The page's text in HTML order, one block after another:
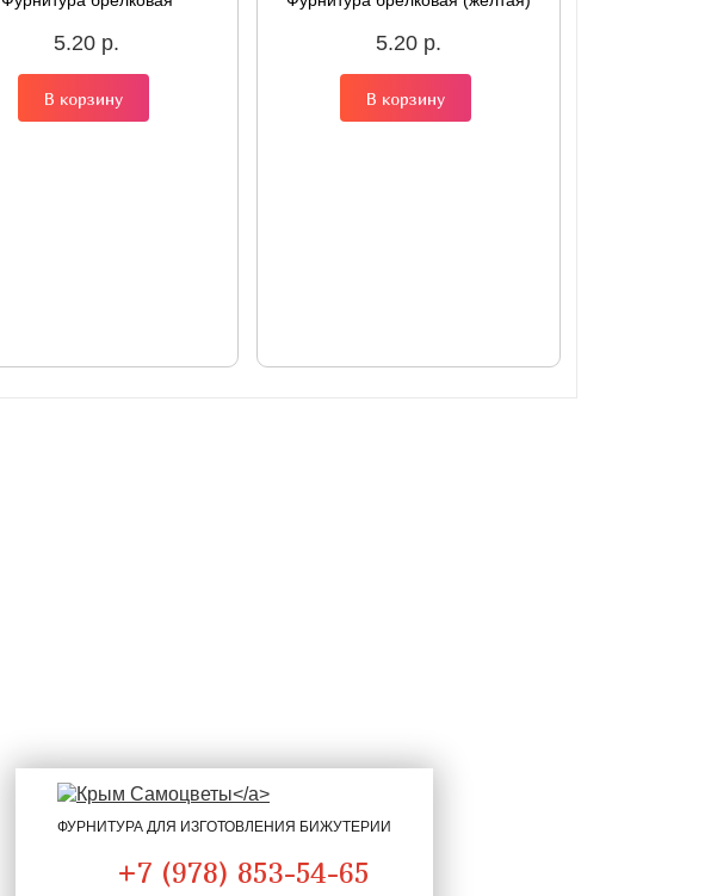
5.20 р.
В корзину
5.20 р.
В корзину
ФУРНИТУРА ДЛЯ ИЗГОТОВЛЕНИЯ БИЖУТЕРИИ
+7 (978) 853-54-65